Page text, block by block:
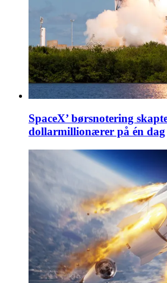
SpaceX’ børsnotering
dollarmillionærer på én dag